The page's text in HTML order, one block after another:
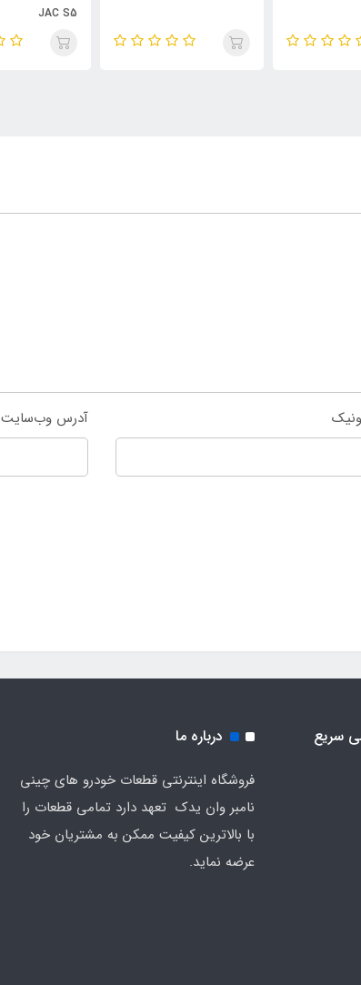
آدرس وب‌سایت
سریع درباره ما
فروشگاه اینترنتی قطعات خودرو های چینی
نامبر وان یدک تعهد دارد تمامی قطعات را
با بالاترین کیفیت ممکن به مشتریان خود
عرضه نماید.